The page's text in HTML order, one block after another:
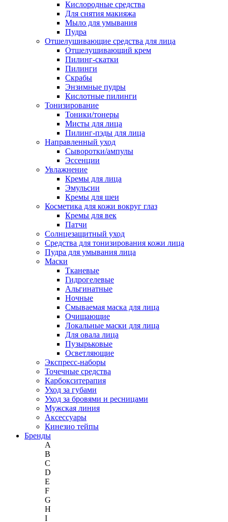
Кислородные средства
Для снятия макияжа
Мыло для умывания
Пудра
Отшелушивающие средства для лица
Отшелушивающий крем
Пилинг-скатки
Пилинги
Скрабы
Энзимные пудры
Кислотные пилинги
Тонизирование
Тоники/тонеры
Мисты для лица
Пилинг-пэды для лица
Направленный уход
Сыворотки/ампулы
Эссенции
Увлажнение
Кремы для лица
Эмульсии
Кремы для шеи
Косметика для кожи вокруг глаз
Кремы для век
Патчи
Солнцезащитный уход
Средства для тонизирования кожи лица
Пудра для умывания лица
Маски
Тканевые
Гидрогелевые
Альгинатные
Ночные
Смываемая маска для лица
Очищающие
Локальные маски для лица
Для овала лица
Пузырьковые
Осветляющие
Экспресс-наборы
Точечные средства
Карбокситерапия
Уход за губами
Уход за бровями и ресницами
Мужская линия
Аксессуары
Кинезио тейпы
Бренды
A
B
C
D
E
F
G
H
I